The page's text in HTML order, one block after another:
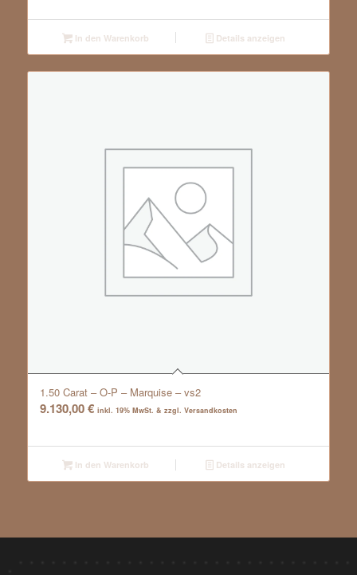
In den Warenkorb Details anzeigen
1.50 Carat – O-P – Marquise – vs2
9.130,00€ inkl. 19% MwSt. & zzgl. Versandkosten
In den Warenkorb Details anzeigen